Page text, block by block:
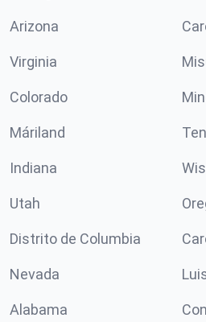
Arizona
Virginia
Colorado
Máriland
Indiana
Utah
Distrito de Columbia
Nevada
Alabama